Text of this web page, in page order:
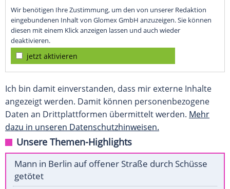
Wir benötigen Ihre Zustimmung, um den von unserer Redaktion
eingebundenen Inhalt von Glomex GmbH anzuzeigen. Sie können
diesen mit einem Klick anzeigen lassen und auch wieder
deaktivieren.
jetzt aktivieren
Ich bin damit einverstanden, dass mir externe Inhalte
angezeigt werden. Damit können personenbezogene
Daten an Drittplattformen übermittelt werden. Mehr
dazu in unseren Datenschutzhinweisen.
Unsere Themen-Highlights
Mann in Berlin auf offener Straße durch Schüsse
getötet